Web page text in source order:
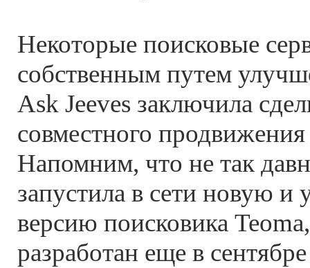
Некоторые поисковые
собственным путем
Ask Jeeves заключила
совместного продвижения
Напомним, что не так
запустила в сети новую
версию поисковика
разработан еще в